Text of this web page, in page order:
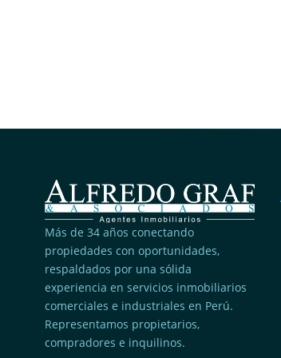
Más de 34 años conectando
propiedades con oportunidades,
respaldados por una sólida
experiencia en servicios inmobiliarios
comerciales e industriales en Perú.
Representamos propietarios,
compradores e inquilinos.